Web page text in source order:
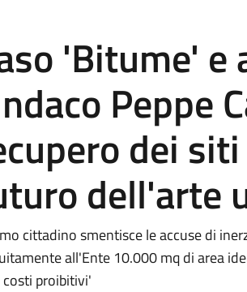
'Bitume' e
Peppe
dei
dell'arte
cittadino smentisce le accuse di
all'Ente 10.000 mq di area
costi proibitivi'